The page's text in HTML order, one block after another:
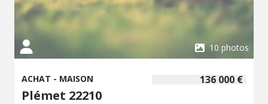
10 photos
136 000 €
ACHAT - MAISON
Plémet 22210